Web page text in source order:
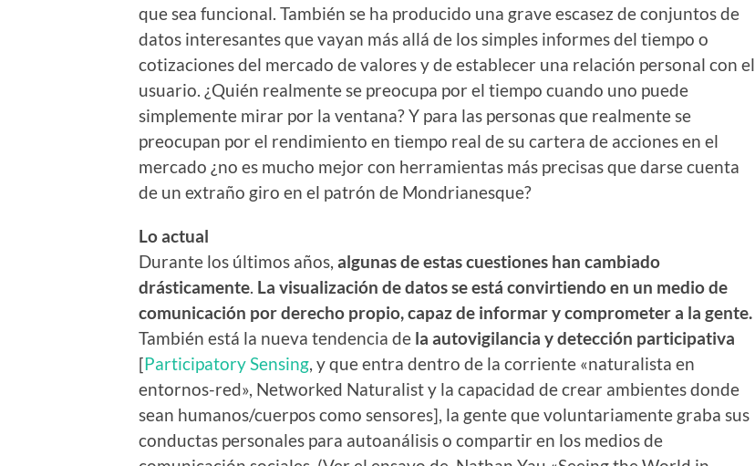
que sea funcional. También se ha producido una grave escasez de conjuntos de
datos interesantes que vayan más allá de los simples informes del tiempo o
cotizaciones del mercado de valores y de establecer una relación personal con el
usuario. ¿Quién realmente se preocupa por el tiempo cuando uno puede
simplemente mirar por la ventana? Y para las personas que realmente se
preocupan por el rendimiento en tiempo real de su cartera de acciones en el
mercado ¿no es mucho mejor con herramientas más precisas que darse cuenta
de un extraño giro en el patrón de Mondrianesque?
Lo actual
Durante los últimos años, algunas de estas cuestiones han cambiado
drásticamente. La visualización de datos se está convirtiendo en un medio de
comunicación por derecho propio, capaz de informar y comprometer a la gente.
También está la nueva tendencia de la autovigilancia y detección participativa
[Participatory Sensing, y que entra dentro de la corriente «naturalista en
entornos-red», Networked Naturalist y la capacidad de crear ambientes donde
sean humanos/cuerpos como sensores], la gente que voluntariamente graba sus
conductas personales para autoanálisis o compartir en los medios de